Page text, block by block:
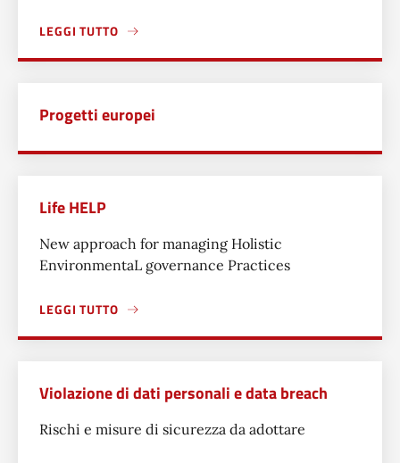
LEGGI TUTTO
A PROPOSITO DI PIANO NAZIONALE DI RIPRESA E
Progetti europei
Life HELP
New approach for managing Holistic
EnvironmentaL governance Practices
LEGGI TUTTO
A PROPOSITO DI LIFE HELP
Violazione di dati personali e data breach
Rischi e misure di sicurezza da adottare